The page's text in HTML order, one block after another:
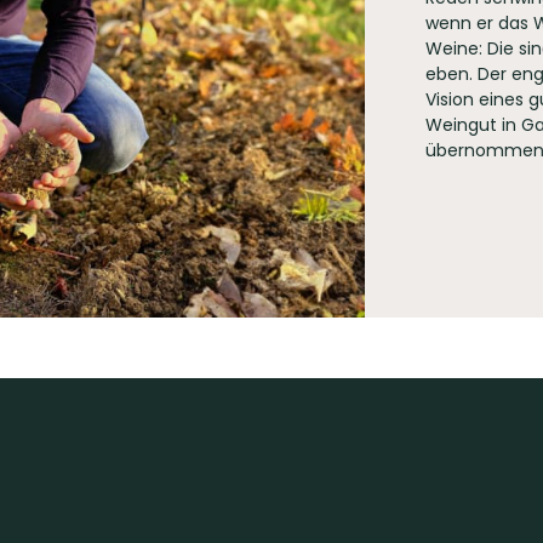
19 55578 Gau-Weinheim
wenn er das
Weine: Die
eben. Der
Vision eines
Weingut in